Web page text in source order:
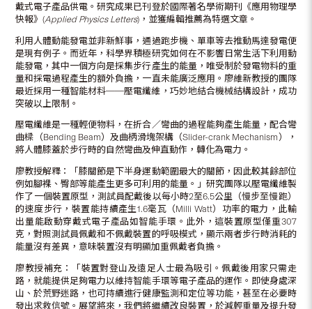
戴式電子產品供電。研究成果已刊登於國際著名學術期刊《應用物理學
快報》(Applied Physics Letters)，並獲編輯推薦為特選文章。
利用人體動能發電並非新鮮事，通過跑步機、單車等去推動馬達發電便
是現有例子。而近年，科學界積極研究如何在不影響日常生活下利用動
能發電，其中一個方向是採集步行產生的能量，唯受制於發電物料的重
量和採電過程產生的額外負擔，一直未能廣泛應用。廖維新教授的團隊
最近採用一種智能材料──壓電纖維，巧妙地結合機械結構設計，成功
突破以上限制。
壓電纖維是一種輕便物料，在折合／彎曲的過程能夠產生能量，配合彎
曲樑（Bending Beam）及曲柄滑塊架構（Slider-crank Mechanism），
將人體膝蓋於步行時的自然彎曲及伸直動作，轉化為電力。
廖教授解釋：「膝關節是下半身運動範圍最大的關節，因此較其餘部位
例如腳裸、臀部等能產生更多可利用的能量。」研究團隊以壓電纖維製
作了一個裝置原型，測試員配戴後以每小時2至6.5公里（慢步至慢跑）
的速度步行，裝置能持續產生1.6毫瓦（Milli Watt）功率的電力，此輸
出量能啟動穿戴式電子產品如智能手環。此外，這裝置原型僅重307
克，對照測試員佩戴和不佩戴裝置的呼吸模式，顯示兩者步行時消耗的
能量沒有差異，意味裝置沒有明顯加重佩戴者負擔。
廖教授補充：「裝置對登山及遠足人士最為吸引。佩戴後用家只需走
路，就能提供足夠電力以維持智能手環等電子產品的運作。即使身處深
山、於荒野迷路，也可持續進行健康監測和定位等功能，甚至在必要時
發出求救信號。展望將來，我們將繼續改良裝置，於減輕重量及提升發